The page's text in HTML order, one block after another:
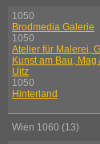
1050
Brodmedia Galerie
1050
Atelier für Malerei,
Kunst am Bau, Mag
Uitz
1050
Hinterland
Wien 1060 (13)